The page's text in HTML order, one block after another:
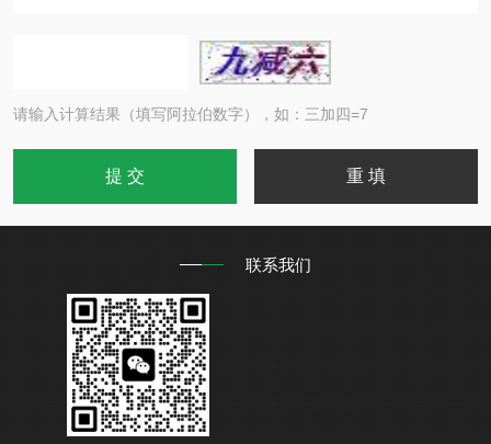
请输入计算结果（填写阿拉伯数字），如：三加四=7
联系我们